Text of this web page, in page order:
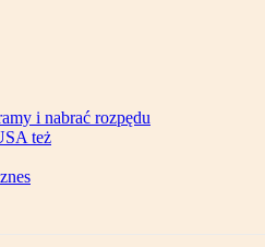
i nabrać rozpędu
też